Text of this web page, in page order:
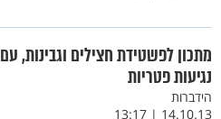
מתכון לפשטידת חצילים וגבינות, עם
נגיעות פטריות
הידברות
14.10.13 | 13:17